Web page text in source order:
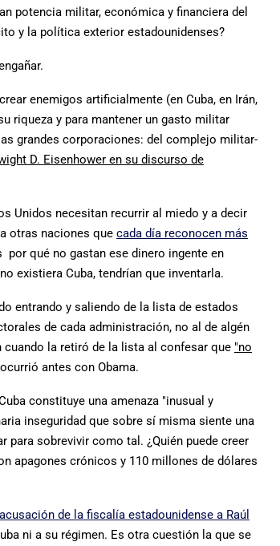
potencia militar, económica y financiera del
y la política exterior estadounidenses?
enemigos artificialmente (en Cuba, en Irán,
riqueza y para mantener un gasto militar
grandes corporaciones: del complejo militar-
D. Eisenhower en su discurso de
Unidos necesitan recurrir al miedo y a decir
otras naciones que cada día reconocen más
por qué no gastan ese dinero ingente en
existiera Cuba, tendrían que inventarla.
entrando y saliendo de la lista de estados
de cada administración, no al de algén
la retiró de la lista al confesar que "no
antes con Obama.
constituye una amenaza "inusual y
inseguridad que sobre sí misma siente una
sobrevivir como tal. ¿Quién puede creer
apagones crónicos y 110 millones de dólares
de la fiscalía estadounidense a Raúl
ni a su régimen. Es otra cuestión la que se